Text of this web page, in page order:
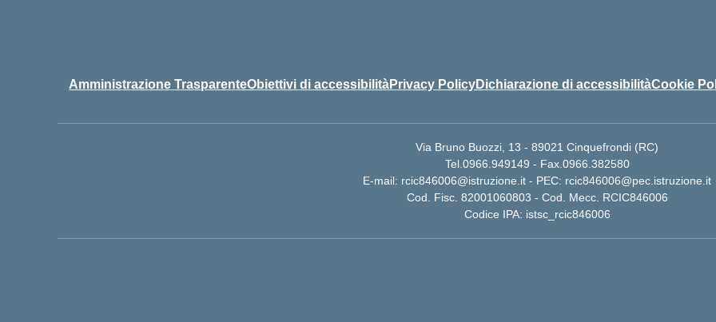
Amministrazione TrasparenteObiettivi di accessibilitàPrivacy PolicyDichiarazione di accessibilitàCookie
Via Bruno Buozzi, 13 - 89021 Cinquefrondi (RC)
Tel.0966.949149 - Fax.0966.382580
E-mail: rcic846006@istruzione.it - PEC: rcic846006@pec.istruzione.it
Cod. Fisc. 82001060803 - Cod. Mecc. RCIC846006
Codice IPA: istsc_rcic846006